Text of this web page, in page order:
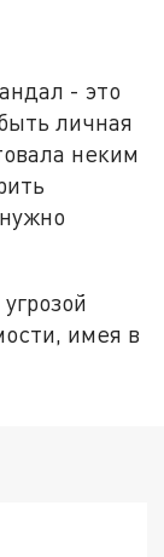
- это
личная
неким
имея в